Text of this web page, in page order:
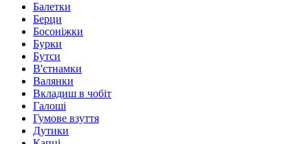
Балетки
Берци
Босоніжки
Бурки
Бутси
В'єтнамки
Валянки
Вкладиш в чобіт
Галоші
Гумове взуття
Дутики